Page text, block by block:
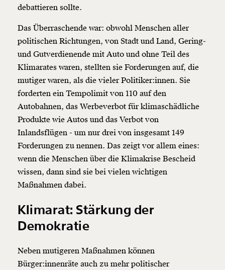
Veränderung
WerdeFördermitglied und wir können gemeinsam
debattieren sollte.
Das Überraschende war: obwohl Menschen aller
politischen Richtungen, von Stadt und Land, Gering-
und Gutverdienende mit Auto und ohne Teil des
Klimarates waren, stellten sie Forderungen auf, die
mutiger waren, als die vieler Politiker:innen. Sie
forderten ein Tempolimit von 110 auf den
Autobahnen, das Werbeverbot für klimaschädliche
Produkte wie Autos und das Verbot von
Inlandsflügen - um nur drei von insgesamt 149
Forderungen zu nennen. Das zeigt vor allem eines:
wenn die Menschen über die Klimakrise Bescheid
wissen, dann sind sie bei vielen wichtigen
Maßnahmen dabei.
Klimarat: Stärkung der
Demokratie
Neben mutigeren Maßnahmen können
Bürger:innenräte auch zu mehr politischer